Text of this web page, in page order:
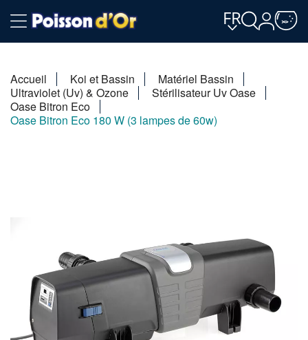
FR
Accueil Koi et Bassin
Matériel Bassin
Ultraviolet (Uv) & Ozone
Stérilisateur Uv Oase
Oase Bitron Eco
Oase Bitron Eco 180 W (3 lampes de 60w)